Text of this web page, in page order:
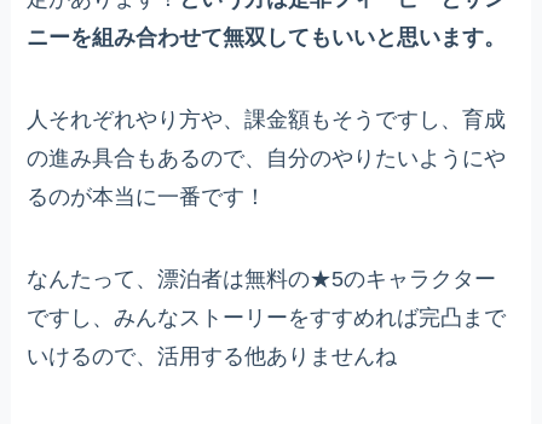
ニーを組み合わせて無双してもいいと思います。
人それぞれやり方や、課金額もそうですし、育成
の進み具合もあるので、自分のやりたいようにや
るのが本当に一番です！
なんたって、漂泊者は無料の★5のキャラクター
ですし、みんなストーリーをすすめれば完凸まで
いけるので、活用する他ありませんね